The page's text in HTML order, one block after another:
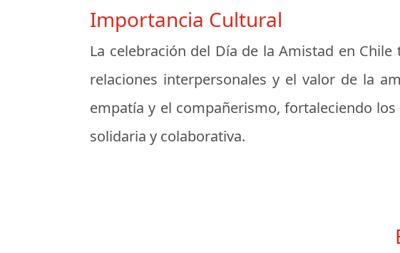
Importancia Cultural
La celebración del Día de la Amistad en
relaciones interpersonales y el valor de la
empatía y el compañerismo, fortaleciendo
solidaria y colaborativa.